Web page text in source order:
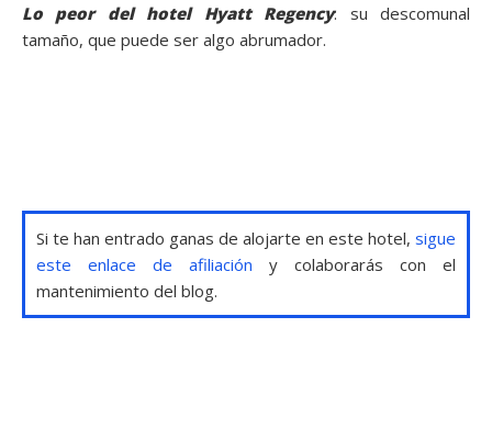
Lo peor del hotel Hyatt Regency: su descomunal
tamaño, que puede ser algo abrumador.
Si te han entrado ganas de alojarte en este hotel, sigue
este enlace de afiliación y colaborarás con el
mantenimiento del blog.